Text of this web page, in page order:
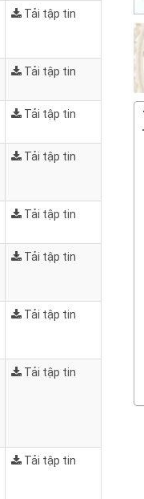
Tải tập tin
Tải tập tin
Tải tập tin
Tải tập tin
Tải tập tin
Tải tập tin
Tải tập tin
Tải tập tin
Tải tập tin